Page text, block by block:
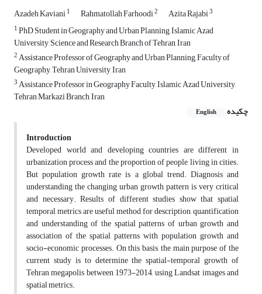
Azadeh Kaviani1 Rahmatollah Farhoodi2 Azita Rajabi3
1PhD Student in Geography and Urban Planning, Islamic Azad
University, Science and Research Branch of Tehran, Iran
2Assistance Professor of Geography and Urban Planning, Faculty of
Geography, Tehran University, Iran
3Assistance Professor in Geography Faculty, Islamic Azad University,
Tehran Markazi Branch, Iran
چکیده
English
Introduction
Developed world and developing countries are different in
urbanization process and the proportion of people living in cities.
But population growth rate is a global trend. Diagnosis and
understanding the changing urban growth pattern is very critical
and necessary. Results of different studies show that spatial
temporal metrics are useful method for description, quantification
and understanding of the spatial patterns of urban growth and
association of the spatial patterns with population growth and
socio-economic processes. On this basis, the main purpose of the
current study is to determine the spatial-temporal growth of
Tehran megapolis between 1973-2014, using Landsat images and
spatial metrics.